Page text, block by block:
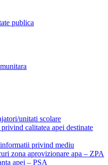
publica
unitati scolare
calitatea apei destinate
privind mediu
zona aprovizionare apa – ZPA
apei – PSA